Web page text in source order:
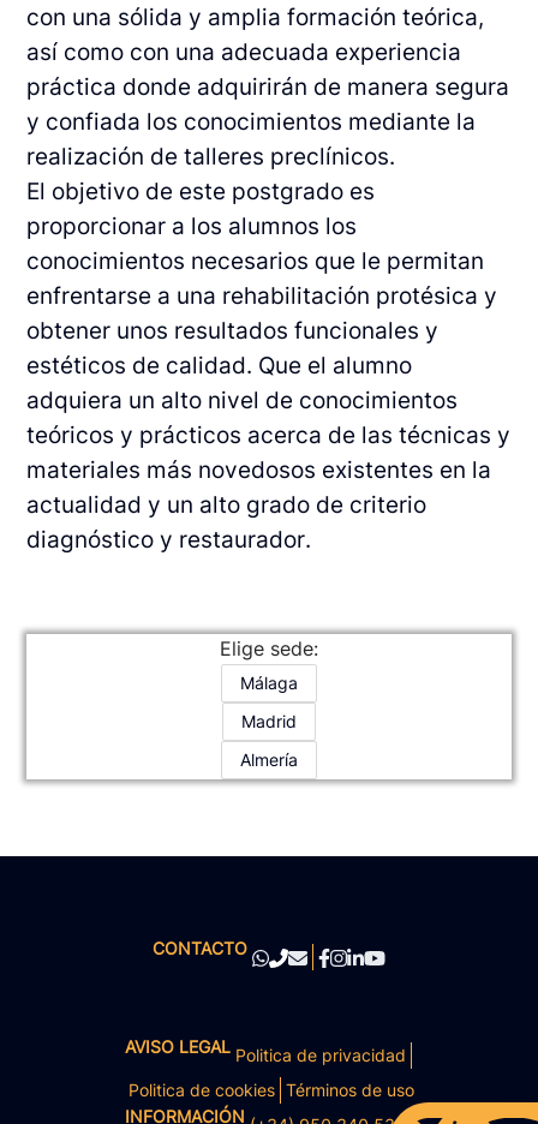
con una sólida y amplia formación teórica,
así como con una adecuada experiencia
práctica donde adquirirán de manera segura
y confiada los conocimientos mediante la
realización de talleres preclínicos.
El objetivo de este postgrado es
proporcionar a los alumnos los
conocimientos necesarios que le permitan
enfrentarse a una rehabilitación protésica y
obtener unos resultados funcionales y
estéticos de calidad. Que el alumno
adquiera un alto nivel de conocimientos
teóricos y prácticos acerca de las técnicas y
materiales más novedosos existentes en la
actualidad y un alto grado de criterio
diagnóstico y restaurador.
Elige sede:
Málaga
Madrid
Almería
CONTACTO
AVISO LEGAL Politica de privacidad
Politica de cookies Términos de uso
INFORMACIÓN